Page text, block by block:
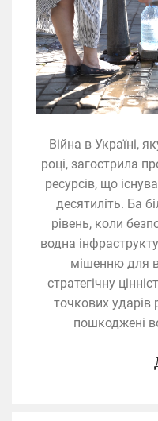
Війна в Україні,
році, загострила
ресурсів, що
десятиліть. Ба
рівень, коли
водна
мішенню для
стратегічну
точкових ударів
пошкоджені